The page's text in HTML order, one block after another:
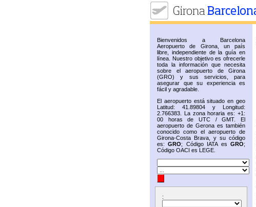
Bienvenidos a Barcelona
Aeropuerto de Girona, un país
libre, independiente de la guía en
línea. Nuestro objetivo es ofrecerle
toda la información que necesita
sobre el aeropuerto de Girona
(GRO) y sus servicios, para
asegurar que su experiencia es
fácil y agradable.
El aeropuerto está situado en geo
Latitud: 41.89804 y Longitud:
2.766383. La zona horaria es: +1:
00 horas de UTC / GMT. El
aeropuerto de Gerona es también
conocido como el aeropuerto de
Girona-Costa Brava, y su código
es:GRO; Código IATA esGRO;
Código OACI es LEGE.
: